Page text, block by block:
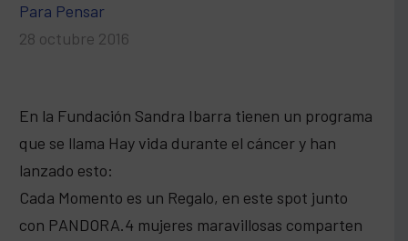
Para Pensar
28 octubre 2016
En la Fundación Sandra Ibarra tienen un programa
que se llama Hay vida durante el cáncer y han
lanzado esto:
Cada Momento es un Regalo, en este spot junto
con PANDORA.4 mujeres maravillosas comparten